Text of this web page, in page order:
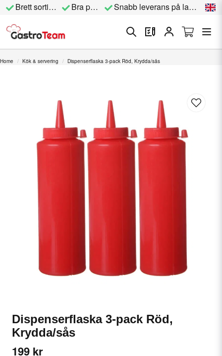
Brett sortiment Bra priser Snabb leverans på lagervara
Home Kök & servering Dispenserflaska 3-pack Röd, Krydda/sås
Dispenserflaska 3-pack Röd,
Krydda/sås
199 kr